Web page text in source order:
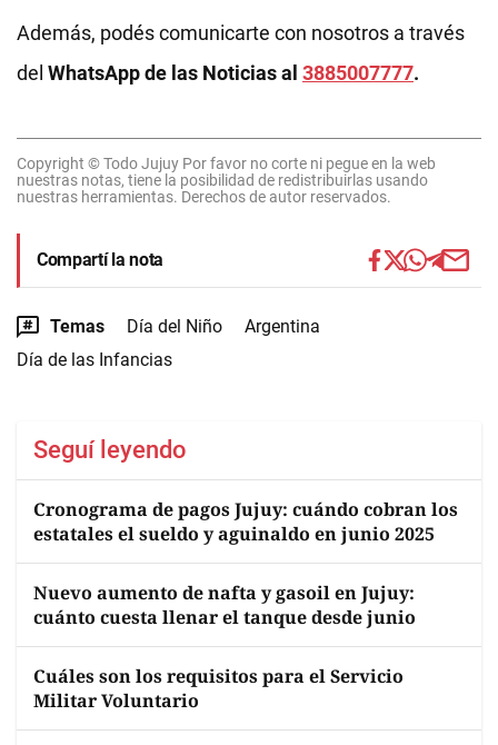
Además, podés comunicarte con nosotros a través
del WhatsApp de las Noticias al 3885007777.
Copyright © Todo Jujuy Por favor no corte ni pegue en la web
nuestras notas, tiene la posibilidad de redistribuirlas usando
nuestras herramientas. Derechos de autor reservados.
Compartí la nota
Temas Día del Niño
Argentina
Día de las Infancias
Seguí leyendo
Cronograma de pagos Jujuy: cuándo cobran los
estatales el sueldo y aguinaldo en junio 2025
Nuevo aumento de nafta y gasoil en Jujuy:
cuánto cuesta llenar el tanque desde junio
Cuáles son los requisitos para el Servicio
Militar Voluntario